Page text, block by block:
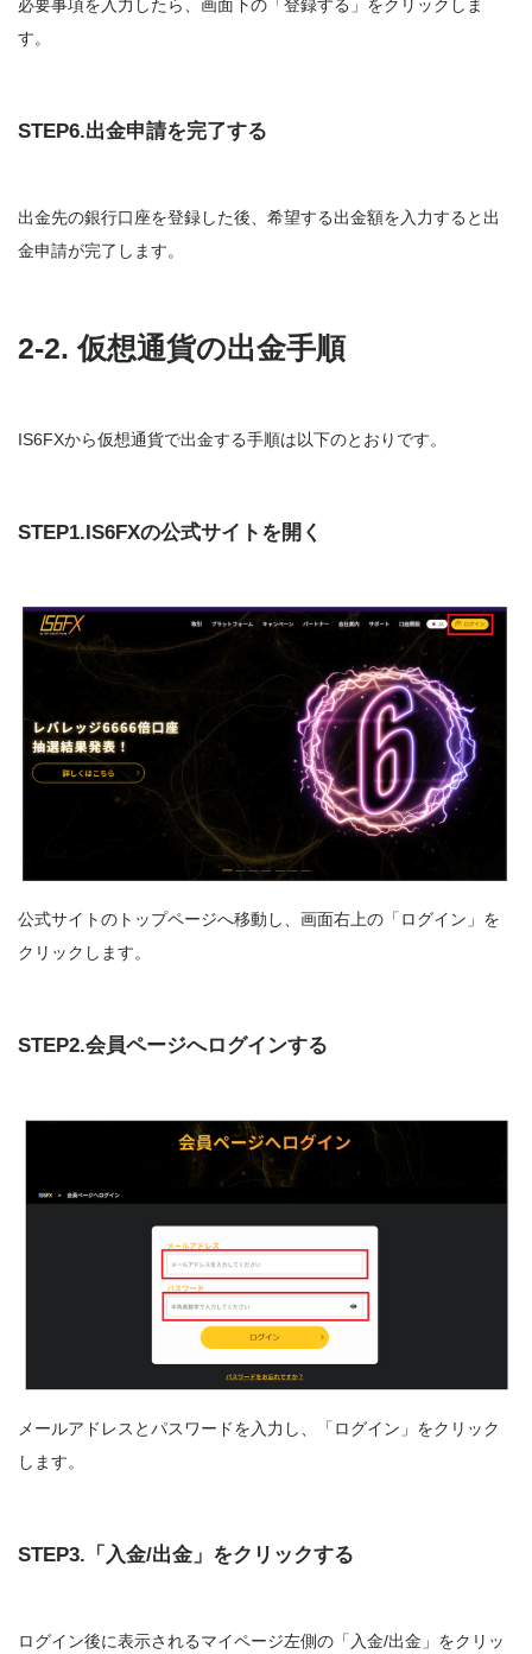
必要事項を入力したら、画面下の「登録する」をクリックしま
す。
STEP6.出金申請を完了する
出金先の銀行口座を登録した後、希望する出金額を入力すると出
金申請が完了します。
2-2. 仮想通貨の出金手順
IS6FXから仮想通貨で出金する手順は以下のとおりです。
STEP1.IS6FXの公式サイトを開く
公式サイトのトップページへ移動し、画面右上の「ログイン」を
クリックします。
STEP2.会員ページへログインする
メールアドレスとパスワードを入力し、「ログイン」をクリック
します。
STEP3.「入金/出金」をクリックする
ログイン後に表示されるマイページ左側の「入金/出金」をクリッ